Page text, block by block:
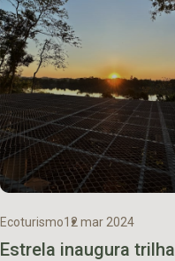
Ecoturismo12 mar 2024
Estrela inaugura trilha